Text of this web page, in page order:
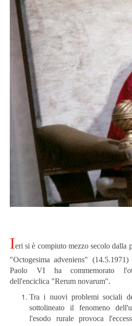
Ieri si è compiuto mezzo secolo dalla
"Octogesima adveniens"
Paolo VI ha commemorato
dell'enciclica "Rerum novarum".
Tra i nuovi problemi sociali
sottolineato il fenomeno
l'esodo rurale provoca